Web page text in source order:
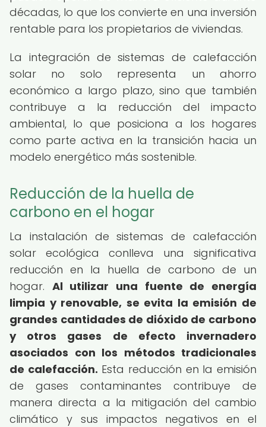
décadas, lo que los convierte en una inversión
rentable para los propietarios de viviendas.
La integración de sistemas de calefacción
solar no solo representa un ahorro
económico a largo plazo, sino que también
contribuye a la reducción del impacto
ambiental, lo que posiciona a los hogares
como parte activa en la transición hacia un
modelo energético más sostenible.
Reducción de la huella de
carbono en el hogar
La instalación de sistemas de calefacción
solar ecológica conlleva una significativa
reducción en la huella de carbono de un
hogar. Al utilizar una fuente de energía
limpia y renovable, se evita la emisión de
grandes cantidades de dióxido de carbono
y otros gases de efecto invernadero
asociados con los métodos tradicionales
de calefacción. Esta reducción en la emisión
de gases contaminantes contribuye de
manera directa a la mitigación del cambio
climático y sus impactos negativos en el